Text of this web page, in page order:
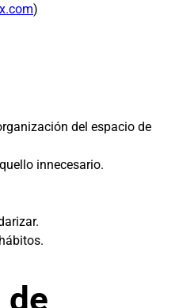
)
del espacio de
innecesario.
de